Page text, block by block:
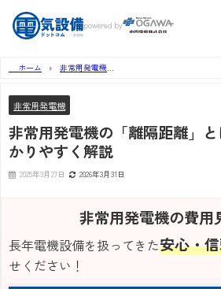
powered by
ホーム
非常用発電機
非常用発電機
非常用発電機の「離隔距離」
かりやすく解説
2025年3月27日 2026年3月31日
非常用発電機の費用
長年電機設備を扱ってきた安心・
せください！